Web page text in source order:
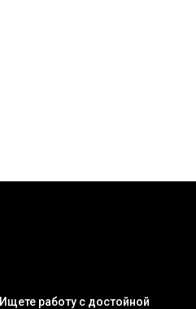
Ищете работу с достойной